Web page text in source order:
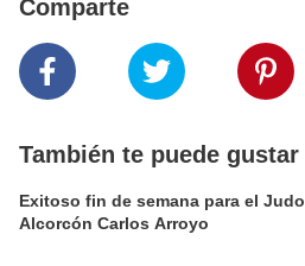
Comparte
También te puede gustar
Exitoso fin de semana para el Judo
Alcorcón Carlos Arroyo